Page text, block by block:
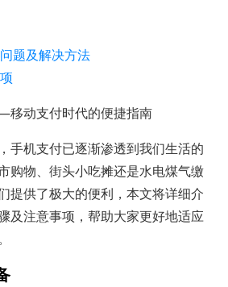
题及解决方法
动支付时代的便捷指南
手机支付已逐渐渗透到我们生活的
购物、街头小吃摊还是水电煤气缴
提供了极大的便利，本文将详细介
及注意事项，帮助大家更好地适应